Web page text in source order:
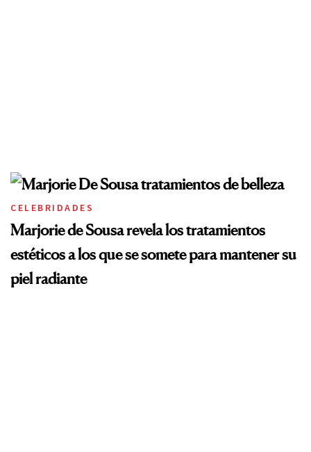
CELEBRIDADES
Marjorie de Sousa revela los tratamientos
estéticos a los que se somete para mantener su
piel radiante